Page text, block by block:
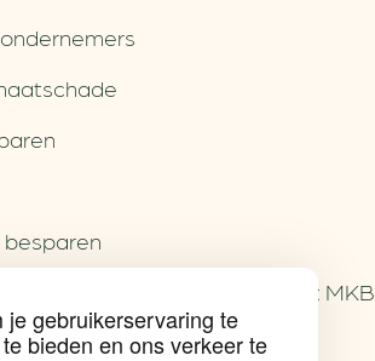
je gebruikerservaring te
bieden en ons verkeer te
besparen
van bijproducten voor het MKB
uw PC